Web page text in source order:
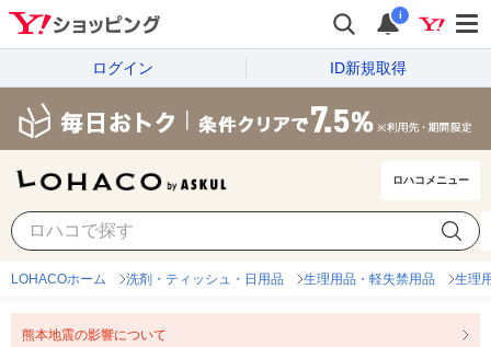
i
ログイン ID新規取得
ロハコメニュー
LOHACOホーム 洗剤・ティッシュ・日用品 生理用品・軽失禁用品 生理
熊本地震の影響について